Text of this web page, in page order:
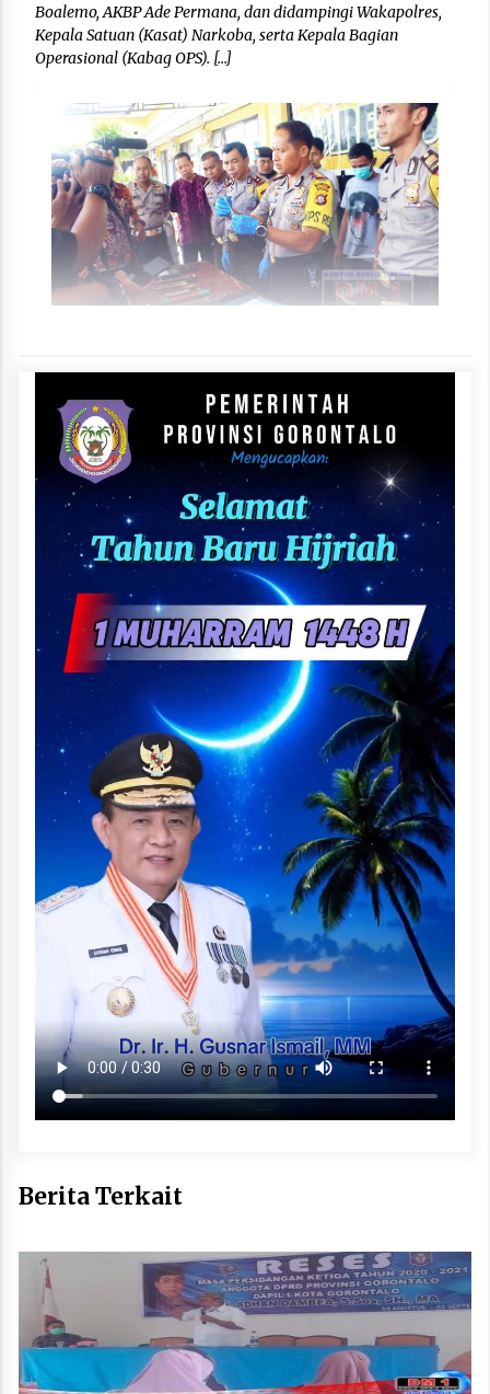
Boalemo, AKBP Ade Permana, dan didampingi Wakapolres,
Kepala Satuan (Kasat) Narkoba, serta Kepala Bagian
Operasional (Kabag OPS). […]
Berita Terkait